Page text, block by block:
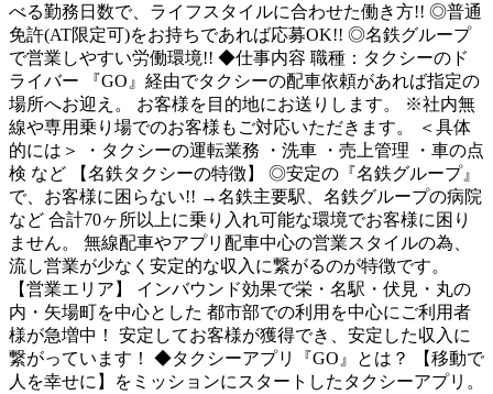
べる勤務日数で、ライフスタイルに合わせた働き方!! ◎普通
免許(AT限定可)をお持ちであれば応募OK!! ◎名鉄グループ
で営業しやすい労働環境!! ◆仕事内容 職種：タクシーのド
ライバー 『GO』経由でタクシーの配車依頼があれば指定の
場所へお迎え。 お客様を目的地にお送りします。 ※社内無
線や専用乗り場でのお客様もご対応いただきます。 ＜具体
的には＞ ・タクシーの運転業務 ・洗車 ・売上管理 ・車の点
検 など 【名鉄タクシーの特徴】 ◎安定の『名鉄グループ』
で、お客様に困らない!! →名鉄主要駅、名鉄グループの病院
など 合計70ヶ所以上に乗り入れ可能な環境でお客様に困り
ません。 無線配車やアプリ配車中心の営業スタイルの為、
流し営業が少なく安定的な収入に繋がるのが特徴です。
【営業エリア】 インバウンド効果で栄・名駅・伏見・丸の
内・矢場町を中心とした 都市部での利用を中心にご利用者
様が急増中！ 安定してお客様が獲得でき、安定した収入に
繋がっています！ ◆タクシーアプリ『GO』とは？ 【移動で
人を幸せに】をミッションにスタートしたタクシーアプリ。